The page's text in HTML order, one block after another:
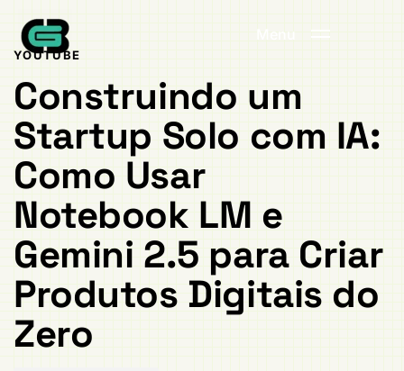
Menu
EM:
YOUTUBE
Construindo um
Startup Solo com IA:
Como Usar
Notebook LM e
Gemini 2.5 para Criar
Produtos Digitais do
Zero
em: